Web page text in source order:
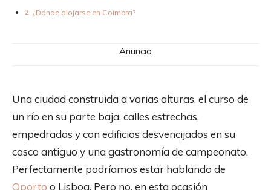
¿Dónde alojarse en Coímbra?
Anuncio
Una ciudad construida a varias alturas, el curso de
un río en su parte baja, calles estrechas,
empedradas y con edificios desvencijados en su
casco antiguo y una gastronomía de campeonato.
Perfectamente podríamos estar hablando de
Oporto o Lisboa. Pero no, en esta ocasión